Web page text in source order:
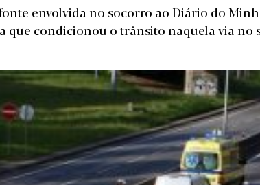
envolvida no socorro ao Diário do
que condicionou o trânsito naquela via no